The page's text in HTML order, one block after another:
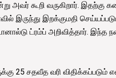
அவர் கூறி வருகிறார்.
இருந்து இறக்குமதி
ட்ரம்ப் அறிவித்தார். இந்த
25 சதவீத வரி விதிக்கப்படும்